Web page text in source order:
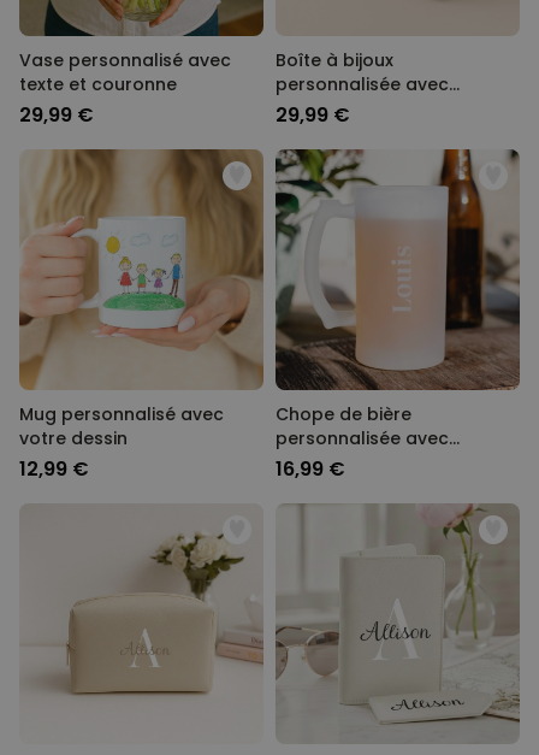
Vase personnalisé avec
texte et couronne
29,99 €
Boîte à bijoux
personnalisée avec
prénom
29,99 €
Mug personnalisé avec
votre dessin
12,99 €
Chope de bière
personnalisée avec
gravure
16,99 €